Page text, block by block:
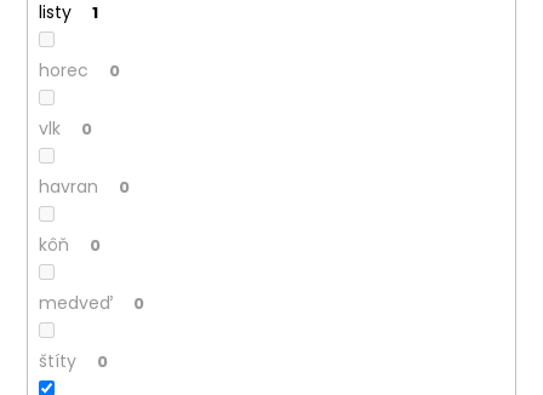
listy 1
horec 0
vlk 0
havran 0
kôň 0
medveď 0
štíty 0